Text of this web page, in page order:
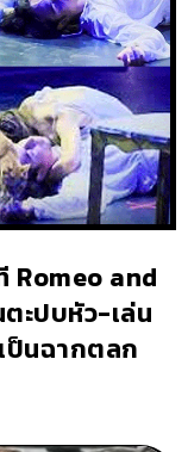
Romeo and
ะปบหัว-เล่น
ป็นฉากตลก